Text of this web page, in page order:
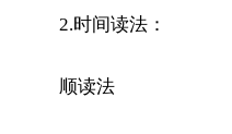
2.时间读法：
顺读法